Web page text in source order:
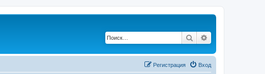
Поиск
Вход
Регистрация